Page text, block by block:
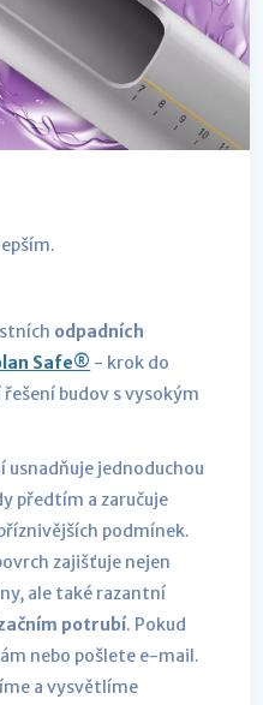
odpadních
Safe® - krok do
budov s vysokým
jednoduchou
předtím a zaručuje
podmínek.
zajišťuje nejen
ale také razantní
potrubí. Pokud
nebo pošlete e-mail.
a vysvětlíme